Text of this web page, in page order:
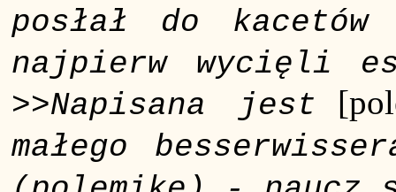
posłał do kacetów
najpierw wycięli
>>Napisana jest
małego